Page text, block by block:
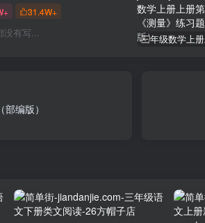
31.4W+
没有写...
编版）